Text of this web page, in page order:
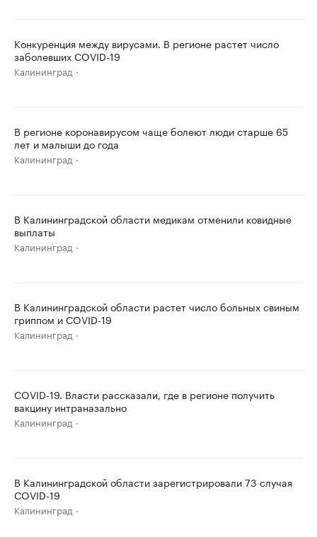
Конкуренция между вирусами. В регионе растет число
заболевших COVID-19
Калининград
В регионе коронавирусом чаще болеют люди старше 65
лет и малыши до года
Калининград
В Калининградской области медикам отменили ковидные
выплаты
Калининград
В Калининградской области растет число больных свиным
гриппом и COVID-19
Калининград
COVID-19. Власти рассказали, где в регионе получить
вакцину интраназально
Калининград
В Калининградской области зарегистрировали 73 случая
COVID-19
Калининград